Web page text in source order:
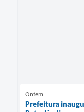
Ontem
Prefeitura